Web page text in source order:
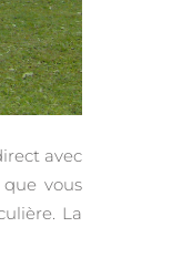
avec
vous
La